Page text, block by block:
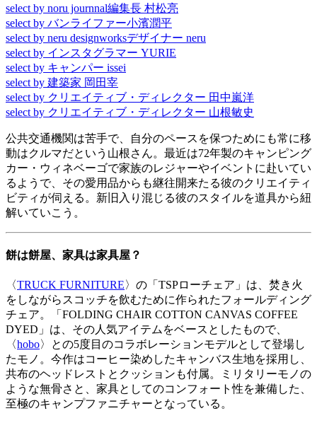
select by noru journnal編集長 村松亮
select by バンライファー小濱潤平
select by neru designworksデザイナー neru
select by インスタグラマー YURIE
select by キャンパー issei
select by 建築家 岡田宰
select by クリエイティブ・ディレクター 田中嵐洋
select by クリエイティブ・ディレクター 山根敏史
公共交通機関は苦手で、自分のペースを保つためにも常に移
動はクルマだという山根さん。最近は72年製のキャンピング
カー・ウィネベーゴで家族のレジャーやイベントに赴いてい
るようで、その愛用品からも継往開来たる彼のクリエイティ
ビティが伺える。新旧入り混じる彼のスタイルを道具から紐
解いていこう。
餅は餅屋、家具は家具屋？
〈TRUCK FURNITURE〉の「TSPローチェア」は、焚き火
をしながらスコッチを飲むために作られたフォールディング
チェア。「FOLDING CHAIR COTTON CANVAS COFFEE
DYED」は、その人気アイテムをベースとしたもので、
〈hobo〉との5度目のコラボレーションモデルとして登場し
たモノ。今作はコーヒー染めしたキャンバス生地を採用し、
共布のヘッドレストとクッションも付属。ミリタリーモノの
ような無骨さと、家具としてのコンフォート性を兼備した、
至極のキャンプファニチャーとなっている。